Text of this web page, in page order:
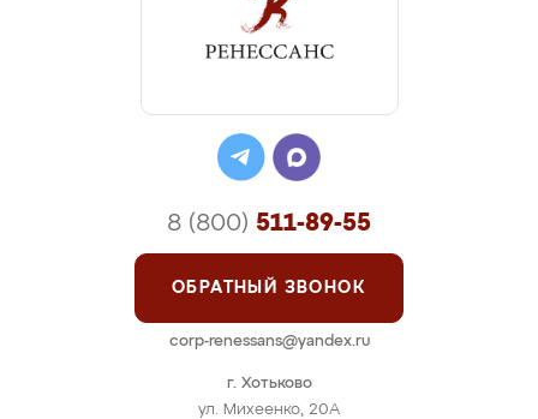
г. Хотьково
ул. Михеенко, 20А
8 (800) 511-89-55
ОБРАТНЫЙ ЗВОНОК
corp-renessans@yandex.ru